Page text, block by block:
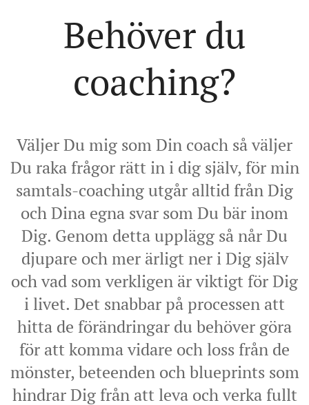
Behöver du
coaching?
Väljer Du mig som Din coach så väljer
Du raka frågor rätt in i dig själv, för min
samtals-coaching utgår alltid från Dig
och Dina egna svar som Du bär inom
Dig. Genom detta upplägg så når Du
djupare och mer ärligt ner i Dig själv
och vad som verkligen är viktigt för Dig
i livet. Det snabbar på processen att
hitta de förändringar du behöver göra
för att komma vidare och loss från de
mönster, beteenden och blueprints som
hindrar Dig från att leva och verka fullt